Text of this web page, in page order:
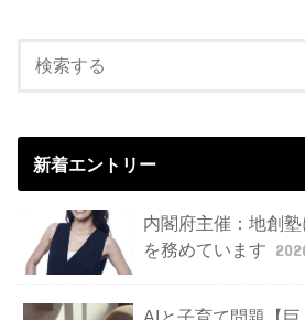
新着エントリー
内閣府主催：地創
を務めています